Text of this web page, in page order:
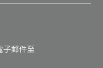
子郵件至